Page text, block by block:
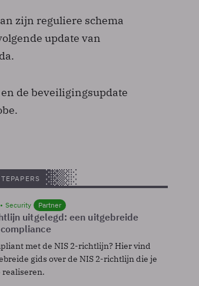
zijn reguliere schema
update van
de beveiligingsupdate
Security Partner
uitgelegd: een uitgebreide
met de NIS 2-richtlijn? Hier vind
gids over de NIS 2-richtlijn die je